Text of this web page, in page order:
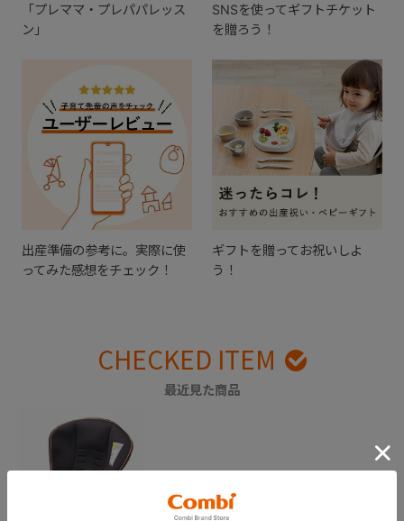
「プレママ・プレパパレッス
ン」
SNSを使ってギフトチケット
を贈ろう！
出産準備の参考に。実際に使
ってみた感想をチェック！
ギフトを贈ってお祝いしよ
う！
CHECKED ITEM
最近見た商品